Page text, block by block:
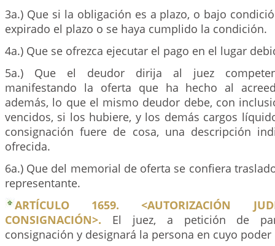
3a.) Que si la obligación es a plazo, o bajo
expirado el plazo o se haya cumplido la condición.
4a.) Que se ofrezca ejecutar el pago en el lugar
5a.) Que el deudor dirija al juez
manifestando la oferta que ha hecho al
además, lo que el mismo deudor debe, con
vencidos, si los hubiere, y los demás cargos
consignación fuere de cosa, una descripción
ofrecida.
6a.) Que del memorial de oferta se confiera
representante.
ARTÍCULO 1659. <AUTORIZACIÓN
CONSIGNACIÓN>. El juez, a petición de
consignación y designará la persona en cuyo poder